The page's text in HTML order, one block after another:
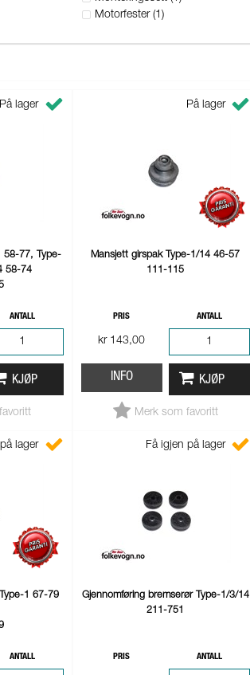
Motorfester (1)
På lager
58-77, Type-
58-74
ANTALL
KJØP
På lager
Mansjett girspak Type-1/14 46-57
111-115
PRIS
kr 143,00
ANTALL
INFO KJØP
Merk som favoritt
lager
1 67-79
ANTALL
Få igjen på lager
Gjennomføring bremserør Type-1/3/14
211-751
PRIS ANTALL